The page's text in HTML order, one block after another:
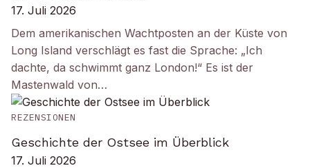
17. Juli 2026
Dem amerikanischen Wachtposten an der Küste von
Long Island verschlägt es fast die Sprache: „Ich
dachte, da schwimmt ganz London!“ Es ist der
Mastenwald von…
REZENSIONEN
Geschichte der Ostsee im Überblick
17. Juli 2026